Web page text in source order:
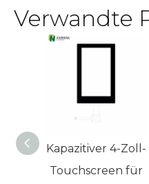
Verwandte
Kapazitiver 4-Zoll-
Touchscreen für